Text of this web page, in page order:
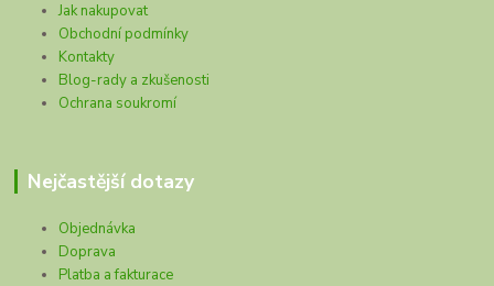
Jak nakupovat
Obchodní podmínky
Kontakty
Blog-rady a zkušenosti
Ochrana soukromí
Nejčastější dotazy
Objednávka
Doprava
Platba a fakturace